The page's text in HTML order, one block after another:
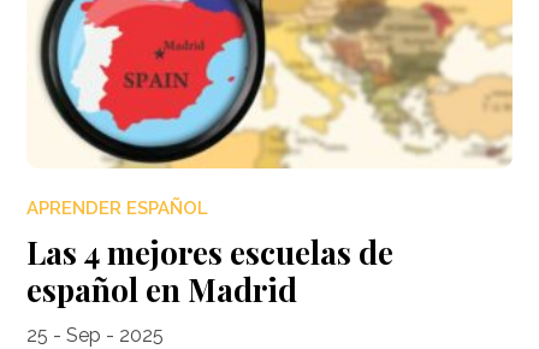
APRENDER ESPAÑOL
Las 4 mejores escuelas de
español en Madrid
25 - Sep - 2025